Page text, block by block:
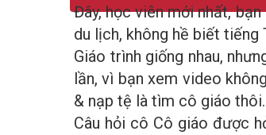
Đây, học viên mới nhất,
du lịch, không hề biết tiếng
Giáo trình giống nhau,
lần, vì bạn xem video
& nạp tệ là tìm cô giáo
Câu hỏi cô Cô giáo được